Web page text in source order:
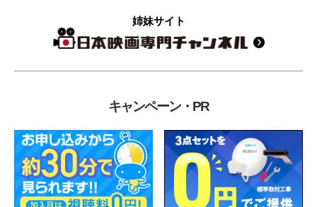
姉妹サイト
キャンペーン・PR